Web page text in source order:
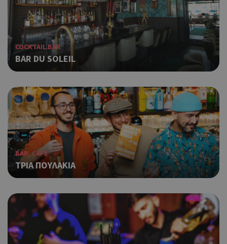
COCKTAIL BAR
BAR DU SOLEIL
BAR, CAFE
ΤΡΙΑ ΠΟΥΛΑΚΙΑ